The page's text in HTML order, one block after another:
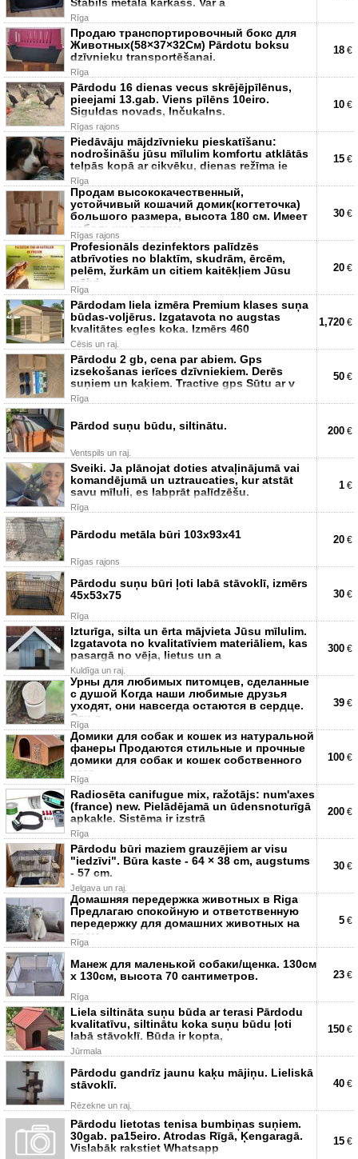
Rīga
Продаю транспортировочный бокс для
Животных(58×37×32См) Pārdotu boksu
dzīvnieku transportēšanai.
Rīga
18 €
Pārdodu 16 dienas vecus skrējējpīlēnus,
pieejami 13.gab. Viens pīlēns 10eiro.
Siguldas novads, Inčukalns.
Rīgas rajons
10 €
Piedāvāju mājdzīvnieku pieskatīšanu:
nodrošināšu jūsu mīlulim komfortu atklātās
telpās kopā ar cikvēku, dienas režīma ie
Rīga
15 €
Продам высококачественный,
устойчивый кошачий домик(когтеточка)
большого размера, высота 180 см. Имеет
небольшие легкоус
Rīgas rajons
30 €
Profesionāls dezinfektors palīdzēs
atbrīvoties no blaktīm, skudrām, ērcēm,
pelēm, žurkām un citiem kaitēkļiem Jūsu
mājvi
Rīga
20 €
Pārdodam liela izmēra Premium klases suņa
būdas-voljērus. Izgatavota no augstas
kvalitātes egles koka. Izmērs 460
Cēsis un raj.
1,720 €
Pārdodu 2 gb, cena par abiem. Gps
izsekošanas ierīces dzīvniekiem. Derēs
suņiem un kaķiem. Tractive gps Sūtu ar v
Rīga
50 €
Pārdod suņu būdu, siltinātu.
Ventspils un raj.
200 €
Sveiki. Ja plānojat doties atvaļinājumā vai
komandējumā un uztraucaties, kur atstāt
savu mīluli, es labprāt palīdzēšu.
Rīga
1 €
Pārdodu metāla būri 103x93x41
Rīgas rajons
20 €
Pārdodu suņu būri ļoti labā stāvoklī, izmērs
45x53x75
Rīga
30 €
Izturīga, silta un ērta mājvieta Jūsu mīlulim.
Izgatavota no kvalitatīviem materiāliem, kas
pasargā no vēja, lietus un a
Kuldīga un raj.
300 €
Урны для любимых питомцев, сделанные
с душой Когда наши любимые друзья
уходят, они навсегда остаются в сердце.
Эти д
Rīga
39 €
Домики для собак и кошек из натуральной
фанеры Продаются стильные и прочные
домики для собак и кошек собственного
изго
Rīga
100 €
Radiosēta canifugue mix, ražotājs: num'axes
(france) new. Pielādējamā un ūdensnoturīgā
apkakle. Sistēma ir izstrā
Rīga
200 €
Pārdodu būri maziem grauzējiem ar visu
"iedzīvi". Būra kaste - 64 × 38 cm, augstums
- 57 cm.
Jelgava un raj.
30 €
Домашняя передержка животных в Riga
Предлагаю спокойную и ответственную
передержку для домашних животных на
врем
Rīga
5 €
Манеж для маленькой собаки/щенка. 130см
х 130см, высота 70 сантиметров.
Rīga
23 €
Liela siltināta suņu būda ar terasi Pārdodu
kvalitatīvu, siltinātu koka suņu būdu ļoti
labā stāvoklī. Būda ir kopta,
Jūrmala
150 €
Pārdodu gandrīz jaunu kaķu mājiņu. Lieliskā
stāvoklī.
Rēzekne un raj.
40 €
Pārdodu lietotas tenisa bumbiņas suņiem.
30gab. pa15eiro. Atrodas Rīgā, Ķengaragā.
Vislabāk rakstiet Whatsapp
15 €